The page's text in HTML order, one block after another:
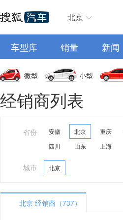
北京
车型库 销量 新闻
微型 小型
经销商列表
省份 安徽 北京 重庆
四川
山东 上海
城市 北京
北京 经销商（737）